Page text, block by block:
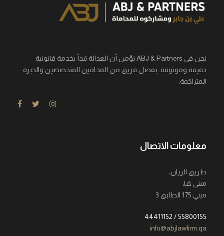
نحن في ABJ & Partners نؤمن أن العدالة تبدأ بخدمة قانونية
دقيقة وموثوقة. بفضل فريق من المحامين المتخصصين والخبرة
المتراكمة.
معلومات الاتصال
طريق الريان،
مبنى كيا،
مبني 175 الطابق 3
55800155 / 44411152
info@abjlawfirm.qa